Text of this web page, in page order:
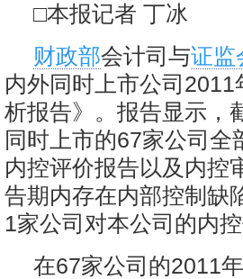
□本报记者 丁冰
财政部会计司与证监
内外同时上市公司
析报告》。报告显示，
同时上市的67家公司
内控评价报告以及内控
告期内存在内部控制缺
1家公司对本公司的内
在67家公司的2011